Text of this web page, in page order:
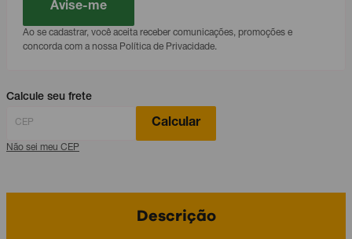
Avise-me
Ao se cadastrar, você aceita receber comunicações, promoções e
concorda com a nossa Política de Privacidade.
Calcule seu frete
Calcular
Não sei meu CEP
Descrição